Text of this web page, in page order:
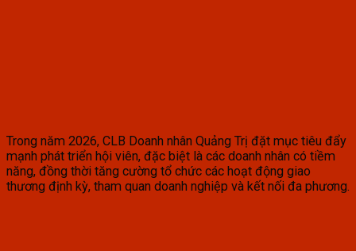
Trong năm 2026, CLB Doanh nhân Quảng Trị đặt mục tiêu đẩy
mạnh phát triển hội viên, đặc biệt là các doanh nhân có tiềm
năng, đồng thời tăng cường tổ chức các hoạt động giao
thương định kỳ, tham quan doanh nghiệp và kết nối đa phương.